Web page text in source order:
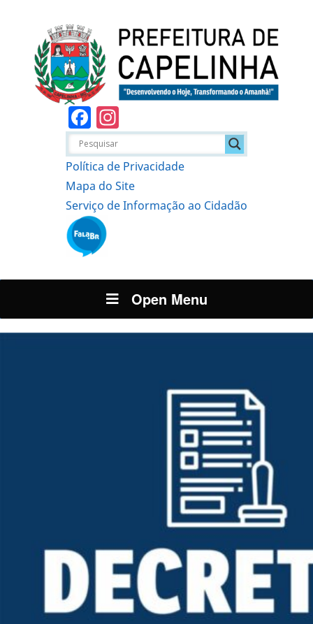
Facebook
Política de Privacidade
Mapa do Site
Serviço de Informação ao Cidadão
Open Menu